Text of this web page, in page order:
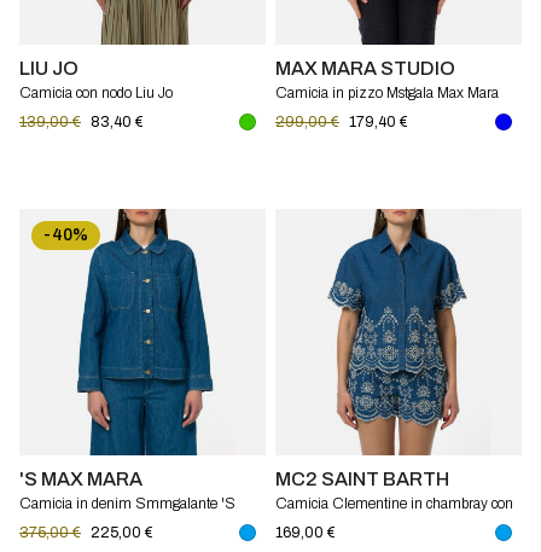
LIU JO
Camicia con nodo Liu Jo
139,00 € 83,40 €
MAX MARA STUDIO
Camicia in pizzo Mstgala Max Mara
299,00 € 179,40 €
-40%
'S MAX MARA
Camicia in denim Smmgalante 'S
375,00 € 225,00 €
MC2 SAINT BARTH
Camicia Clementine in chambray con
169,00 €